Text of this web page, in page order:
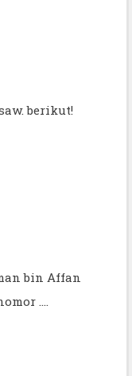
berikut!
bin Affan
....